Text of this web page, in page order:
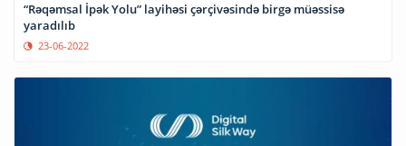
“Rəqəmsal İpək Yolu” layihəsi çərçivəsində birgə müəssisə
23-06-2022